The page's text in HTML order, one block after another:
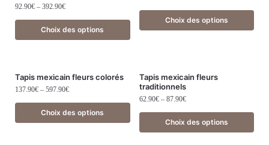
92.90€ – 392.90€
Choix des options
Choix des options
Tapis mexicain fleurs colorés
137.90€ – 597.90€
Choix des options
Tapis mexicain fleurs
traditionnels
62.90€– 87.90€
Choix des options